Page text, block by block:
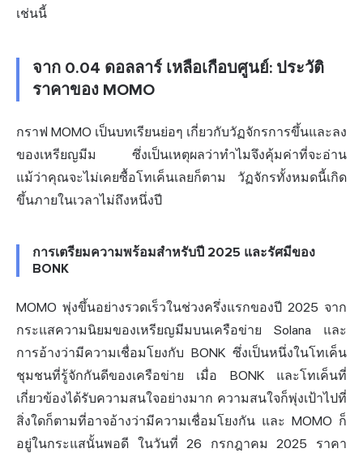
เช่นนี้
จาก 0.04 ดอลลาร์ เหลือเกือบศูนย์: ประวัติ
ราคาของ MOMO
กราฟ MOMO เป็นบทเรียนย่อๆ เกี่ยวกับวัฏจักรการขึ้นและลง
ของเหรียญมีม ซึ่งเป็นเหตุผลว่าทำไมจึงคุ้มค่าที่จะอ่าน
แม้ว่าคุณจะไม่เคยซื้อโทเค็นเลยก็ตาม วัฏจักรทั้งหมดนี้เกิด
ขึ้นภายในเวลาไม่ถึงหนึ่งปี
การเตรียมความพร้อมสำหรับปี 2025 และรัศมีของ
BONK
MOMO พุ่งขึ้นอย่างรวดเร็วในช่วงครึ่งแรกของปี 2025 จาก
กระแสความนิยมของเหรียญมีมบนเครือข่าย Solana และ
การอ้างว่ามีความเชื่อมโยงกับ BONK ซึ่งเป็นหนึ่งในโทเค็น
ชุมชนที่รู้จักกันดีของเครือข่าย เมื่อ BONK และโทเค็นที่
เกี่ยวข้องได้รับความสนใจอย่างมาก ความสนใจก็พุ่งเป้าไปที่
สิ่งใดก็ตามที่อาจอ้างว่ามีความเชื่อมโยงกัน และ MOMO ก็
อยู่ในกระแสนั้นพอดี ในวันที่ 26 กรกฎาคม 2025 ราคา